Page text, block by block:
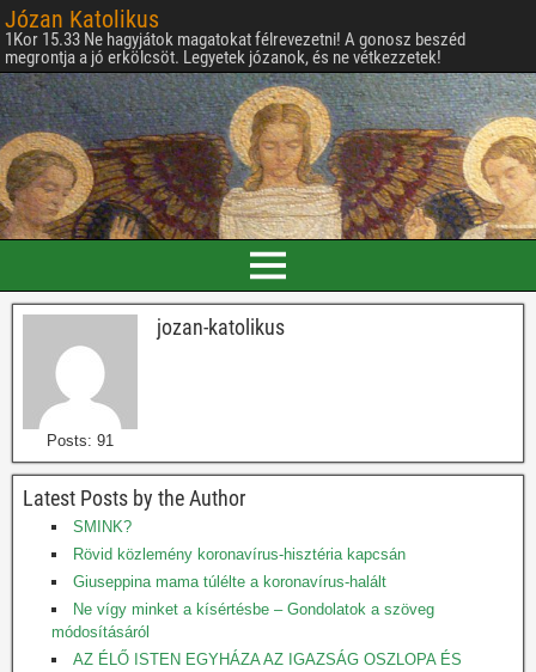
Józan Katolikus
1Kor 15.33 Ne hagyjátok magatokat félrevezetni! A gonosz beszéd
megrontja a jó erkölcsöt. Legyetek józanok, és ne vétkezzetek!
Posts: 91
jozan-katolikus
Latest Posts by the Author
SMINK?
Rövid közlemény koronavírus-hisztéria kapcsán
Giuseppina mama túlélte a koronavírus-halált
Ne vígy minket a kísértésbe – Gondolatok a szöveg
módosításáról
AZ ÉLŐ ISTEN EGYHÁZA AZ IGAZSÁG OSZLOPA ÉS